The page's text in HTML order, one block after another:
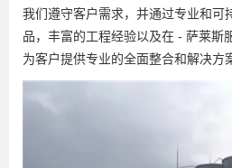
我们遵守客户需求，并通过专业和可
品，丰富的工程经验以及在 - 萨莱斯
为客户提供专业的全面整合和解决方